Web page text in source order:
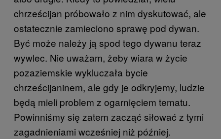
chrześcijan próbowało z nim dyskutować, ale
ostatecznie zamieciono sprawę pod dywan.
Być może należy ją spod tego dywanu teraz
wywlec. Nie uważam, żeby wiara w życie
pozaziemskie wykluczała bycie
chrześcijaninem, ale gdy je odkryjemy, ludzie
będą mieli problem z ogarnięciem tematu.
Powinniśmy się zatem zacząć siłować z tymi
zagadnieniami wcześniej niż później.